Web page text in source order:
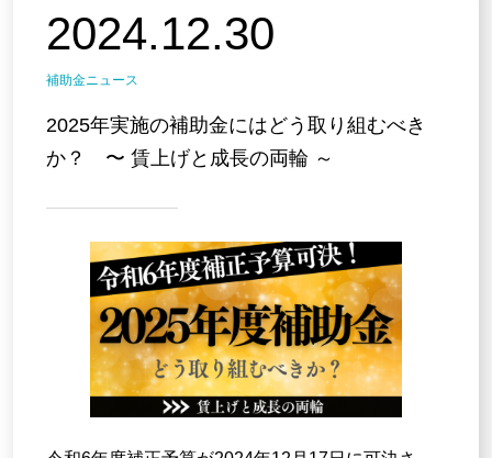
補助金獲得活用支援について
お問い合わせ
2024.12.30
補助金ニュース
2025年実施の補助金にはどう取り組むべき
か？ 〜 賃上げと成長の両輪 ～